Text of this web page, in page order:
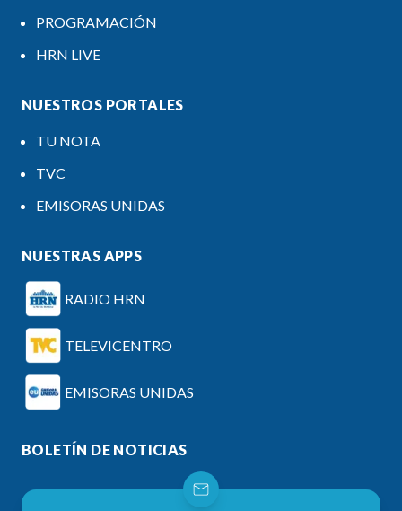
PROGRAMACIÓN
HRN LIVE
NUESTROS PORTALES
TU NOTA
TVC
EMISORAS UNIDAS
NUESTRAS APPS
RADIO HRN
TELEVICENTRO
EMISORAS UNIDAS
BOLETÍN DE NOTICIAS